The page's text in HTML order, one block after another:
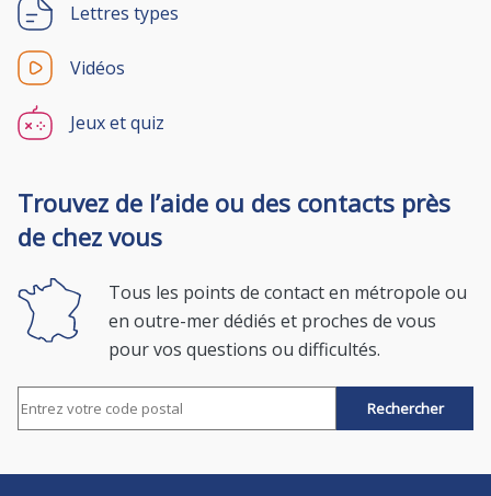
Lettres types
Vidéos
Jeux et quiz
Trouvez de l’aide ou des contacts près
de chez vous
Tous les points de contact en métropole ou
en outre-mer dédiés et proches de vous
pour vos questions ou difficultés.
Rechercher par code postal